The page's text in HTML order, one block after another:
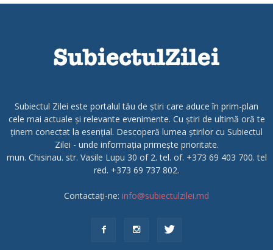
Subiectul Zilei este portalul tău de știri care aduce în prim-plan
cele mai actuale și relevante evenimente. Cu știri de ultimă oră te
ținem conectat la esențial. Descoperă lumea știrilor cu Subiectul
Zilei - unde informația primește prioritate.
mun. Chisinau. str. Vasile Lupu 30 of 2. tel. of. +373 69 403 700. tel
red. +373 69 737 802.
Contactați-ne: info@subiectulzilei.md